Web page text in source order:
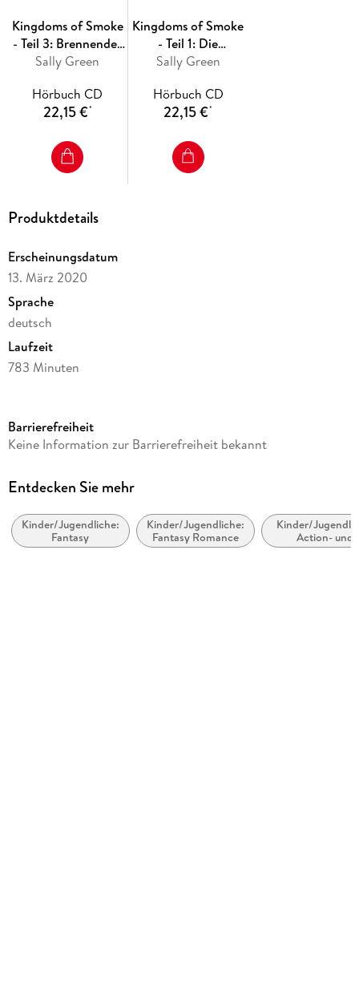
Kingdoms of Smoke
- Teil 3: Brennendes
Land, 2 Audio-CD, 2
Sally Green
Hörbuch CD
22,15 €*
Kingdoms of Smoke
- Teil 1: Die
Verschwörung von
CD, 2 MP3
Sally Green
Hörbuch CD
22,15 €*
Produktdetails
Erscheinungsdatum
13. März 2020
Sprache
deutsch
Laufzeit
783 Minuten
Reihe
Autor/Autorin
Übersetzung
Alexandra Ernst
Barrierefreiheit
Keine Information zur Barrierefreiheit bekannt
Entdecken Sie mehr
Kinder/Jugendliche:
Fantasy
Kinder/Jugendliche:
Fantasy Romance
Kinder/
Action- und